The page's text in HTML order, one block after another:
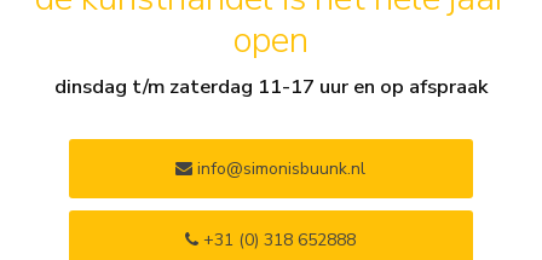
open
dinsdag t/m zaterdag 11-17 uur en op afspraak
info@simonisbuunk.nl
+31 (0) 318 652888